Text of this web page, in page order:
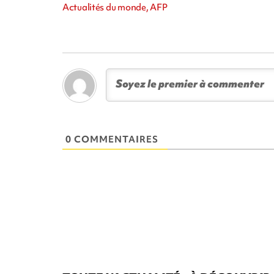
Actualités du monde, AFP
0 COMMENTAIRES